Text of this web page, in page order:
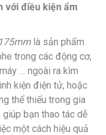
với điều kiện ẩm
là sản phẩm
trong các động cơ,
… ngoài ra kìm
kiện điện tử, hoặc
thể thiếu trong gia
bạn thao tác dễ
một cách hiệu quả